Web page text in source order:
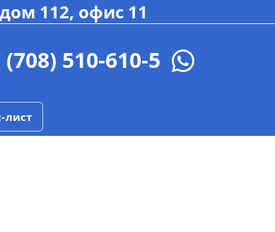
112, офис 11
(708) 510-610-5
лист